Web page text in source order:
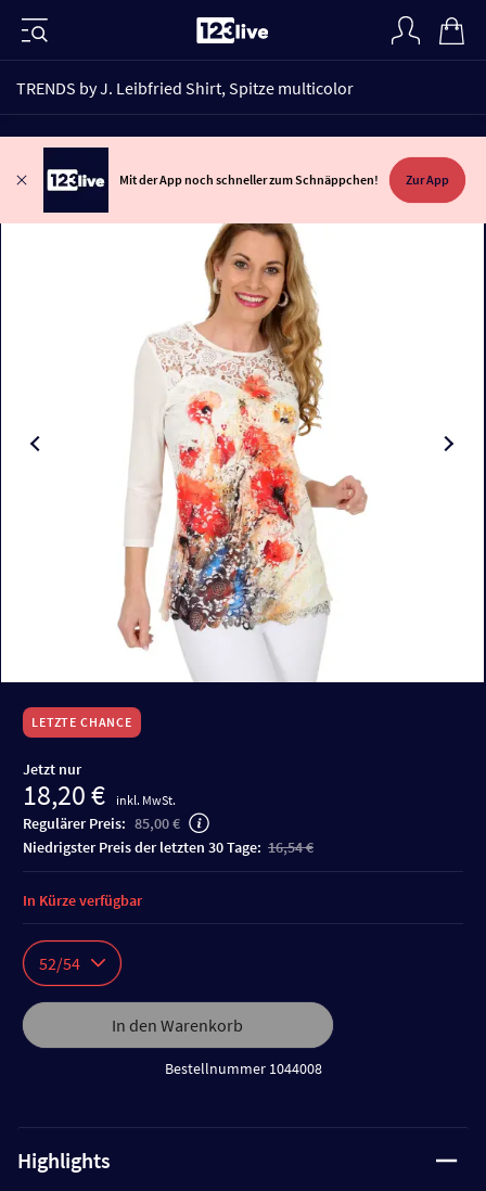
TRENDS by J. Leibfried Shirt, Spitze multicolor
Mit der App noch schneller zum Schnäppchen! Zur App
LETZTE CHANCE
Jetzt nur
18,20 € inkl. MwSt.
Regulärer Preis: 85,00 €
niedrigster Preis der letzten 30 Tage: 16,54 €
52/54
In den Warenkorb
Bestellnummer 1044008
In Kürze verfügbar
Highlights